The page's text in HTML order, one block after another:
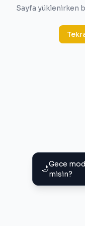
🌙Gece
misin?
Sayfa yüklenirken